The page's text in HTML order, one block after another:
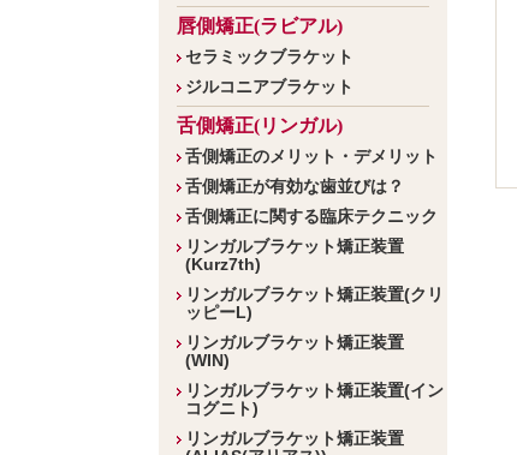
唇側矯正(ラビアル)
セラミックブラケット
ジルコニアブラケット
舌側矯正(リンガル)
舌側矯正のメリット・デメリット
舌側矯正が有効な歯並びは？
舌側矯正に関する臨床テクニック
リンガルブラケット矯正装置
(Kurz7th)
リンガルブラケット矯正装置(クリ
ッピーL)
リンガルブラケット矯正装置
(WIN)
リンガルブラケット矯正装置(イン
コグニト)
リンガルブラケット矯正装置